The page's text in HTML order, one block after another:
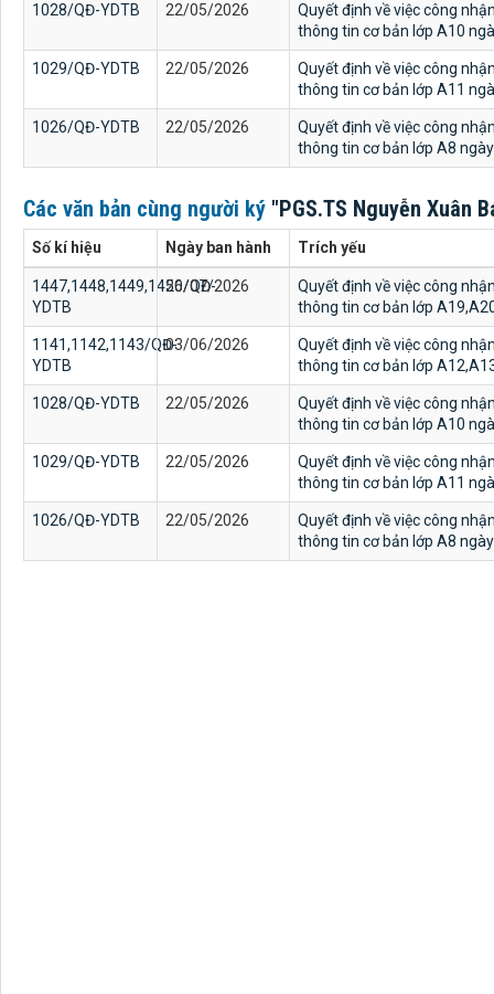
1028/QĐ-YDTB 22/05/2026
Quyết định về việc công
thông tin cơ bản lớp A10
1029/QĐ-YDTB 22/05/2026
Quyết định về việc công
thông tin cơ bản lớp A11
1026/QĐ-YDTB 22/05/2026
Quyết định về việc công
thông tin cơ bản lớp A8
Các văn bản cùng người ký "PGS.TS Nguyễn Xuân
Số kí hiệu Ngày ban hành Trích yếu
1447,1448,1449,1450/QĐ-
YDTB
26/07/2026
Quyết định về việc công
thông tin cơ bản lớp
1141,1142,1143/QĐ-
YDTB
03/06/2026
Quyết định về việc công
thông tin cơ bản lớp
1028/QĐ-YDTB 22/05/2026
Quyết định về việc công
thông tin cơ bản lớp A10
1029/QĐ-YDTB 22/05/2026
Quyết định về việc công
thông tin cơ bản lớp A11
1026/QĐ-YDTB 22/05/2026
Quyết định về việc công
thông tin cơ bản lớp A8